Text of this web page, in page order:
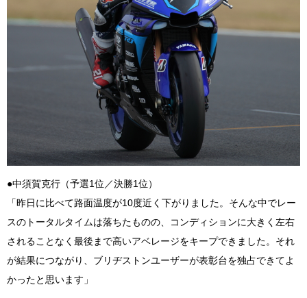
●中須賀克行（予選1位／決勝1位）
「昨日に比べて路面温度が10度近く下がりました。そんな中でレー
スのトータルタイムは落ちたものの、コンディションに大きく左右
されることなく最後まで高いアベレージをキープできました。それ
が結果につながり、ブリヂストンユーザーが表彰台を独占できてよ
かったと思います」